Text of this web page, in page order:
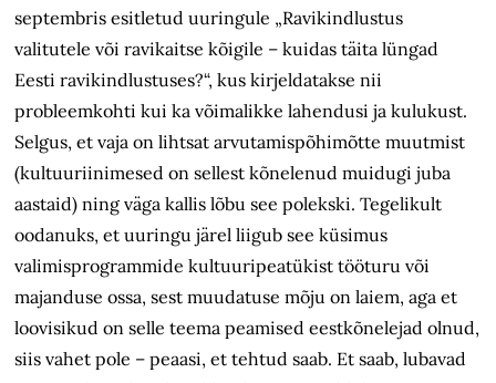
septembris esitletud uuringule „Ravikindlustus
valitutele või ravikaitse kõigile – kuidas täita lüngad
Eesti ravikindlustuses?“, kus kirjeldatakse nii
probleemkohti kui ka võimalikke lahendusi ja kulukust.
Selgus, et vaja on lihtsat arvutamispõhimõtte muutmist
(kultuuriinimesed on sellest kõnelenud muidugi juba
aastaid) ning väga kallis lõbu see polekski. Tegelikult
oodanuks, et uuringu järel liigub see küsimus
valimisprogrammide kultuuripeatükist tööturu või
majanduse ossa, sest muudatuse mõju on laiem, aga et
loovisikud on selle teema peamised eestkõnelejad olnud,
siis vahet pole – peaasi, et tehtud saab. Et saab, lubavad